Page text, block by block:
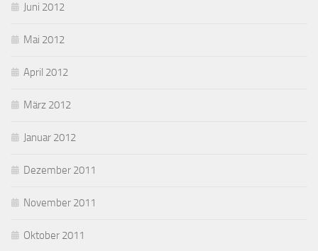
Juni 2012
Mai 2012
April 2012
März 2012
Januar 2012
Dezember 2011
November 2011
Oktober 2011